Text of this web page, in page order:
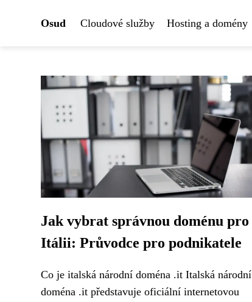
Osud Cloudové služby Hosting a domény
Jak vybrat správnou doménu pro
Itálii: Průvodce pro podnikatele
Co je italská národní doména .it Italská národní
doména .it představuje oficiální internetovou